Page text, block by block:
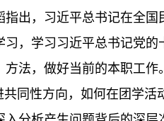
指出，习近平总书记在全
习，学习习近平总书记党
方法，做好当前的本职工
共同性方向，如何在团学